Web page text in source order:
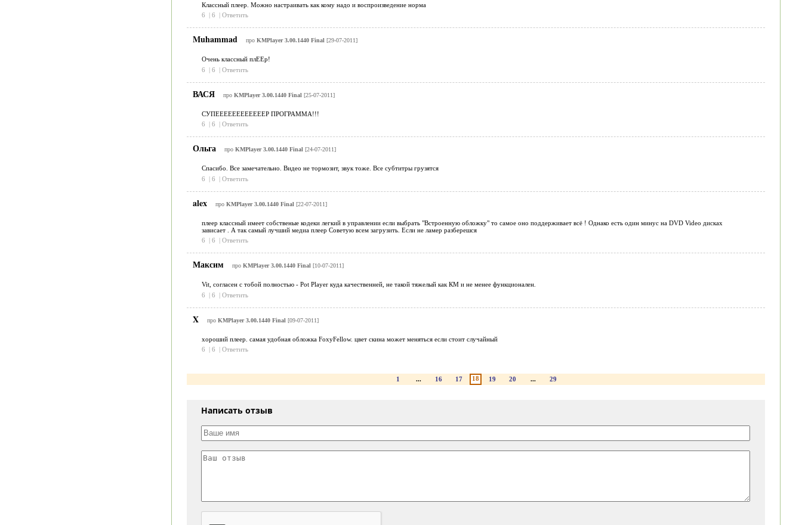
Классный плеер. Можно настраивать как кому надо и воспроизведение норма
6
| 6 | Ответить
Muhammad про KMPlayer 3.00.1440 Final [29-07-2011]
Очень классный плЕЕр!
6
| 6 | Ответить
ВАСЯ про KMPlayer 3.00.1440 Final [25-07-2011]
СУПЕЕЕЕЕЕЕЕЕЕЕЕР ПРОГРАММА!!!
6
| 6 | Ответить
Ольга про KMPlayer 3.00.1440 Final [24-07-2011]
Спасибо. Все замечательно. Видео не тормозит, звук тоже. Все субтитры грузятся
6
| 6 | Ответить
alex про KMPlayer 3.00.1440 Final [22-07-2011]
плеер классный имеет собственые кодеки легкий в управлении если выбрать "Встроенную обложку" то самое оно поддерживает всё ! Однако есть один минус на DVD Video дисках
зависает . А так самый лучший медиа плеер Советую всем загрузить. Если не ламер разберешся
6
| 6 | Ответить
Максим про KMPlayer 3.00.1440 Final [10-07-2011]
Vit, согласен с тобой полностью - Pot Player куда качественней, не такой тяжелый как КМ и не менее функционален.
6
| 6 | Ответить
X про KMPlayer 3.00.1440 Final [09-07-2011]
хороший плеер. самая удобная обложка FoxyFellow. цвет скина может меняться если стоит случайный
6
| 6 | Ответить
1 ... 16 17 18 19 20 ... 29
Написать отзыв